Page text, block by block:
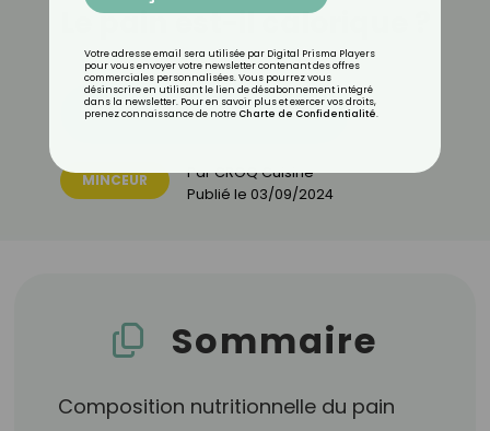
Le pain est-il calorique ?
Découvrez les 11 menus CROQ
MINCEUR ParCROQ Cuisine
Publié le 03/09/2024
Sommaire
Composition nutritionnelle du pain
Votre adresse email sera utilisée par Digital Prisma Players
pour vous envoyer votre newsletter contenant des offres
commerciales personnalisées. Vous pourrez vous
désinscrire en utilisant le lien de désabonnement intégré
dans la newsletter. Pour en savoir plus et exercer vos droits,
prenez connaissance de notre Charte de Confidentialité.